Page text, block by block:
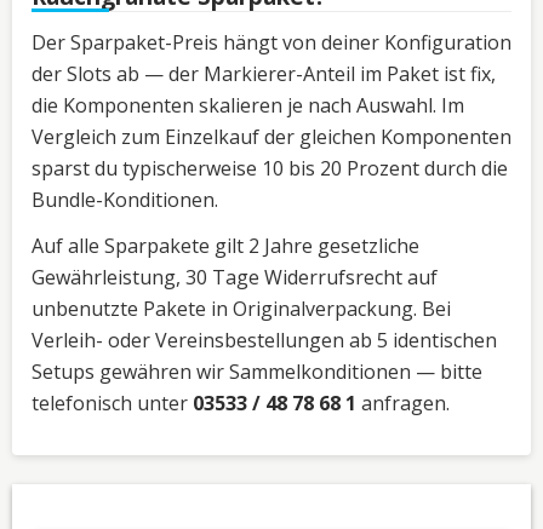
Der Sparpaket-Preis hängt von deiner Konfiguration
der Slots ab — der Markierer-Anteil im Paket ist fix,
die Komponenten skalieren je nach Auswahl. Im
Vergleich zum Einzelkauf der gleichen Komponenten
sparst du typischerweise 10 bis 20 Prozent durch die
Bundle-Konditionen.
Auf alle Sparpakete gilt 2 Jahre gesetzliche
Gewährleistung, 30 Tage Widerrufsrecht auf
unbenutzte Pakete in Originalverpackung. Bei
Verleih- oder Vereinsbestellungen ab 5 identischen
Setups gewähren wir Sammelkonditionen — bitte
telefonisch unter 03533 / 48 78 68 1 anfragen.